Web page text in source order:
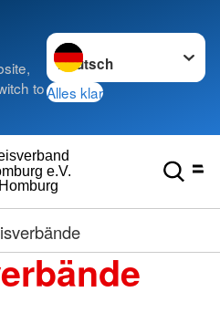
to
Sprache wechseln zu
Alles klar
e.V.